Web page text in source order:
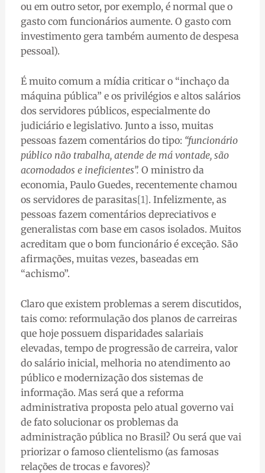
ou em outro setor, por exemplo, é normal que o
gasto com funcionários aumente. O gasto com
investimento gera também aumento de despesa
pessoal).
É muito comum a mídia criticar o “inchaço da
máquina pública” e os privilégios e altos salários
dos servidores públicos, especialmente do
judiciário e legislativo. Junto a isso, muitas
pessoas fazem comentários do tipo: “funcionário
público não trabalha, atende de má vontade, são
acomodados e ineficientes”. O ministro da
economia, Paulo Guedes, recentemente chamou
os servidores de parasitas[1]. Infelizmente, as
pessoas fazem comentários depreciativos e
generalistas com base em casos isolados. Muitos
acreditam que o bom funcionário é exceção. São
afirmações, muitas vezes, baseadas em
“achismo”.
Claro que existem problemas a serem discutidos,
tais como: reformulação dos planos de carreiras
que hoje possuem disparidades salariais
elevadas, tempo de progressão de carreira, valor
do salário inicial, melhoria no atendimento ao
público e modernização dos sistemas de
informação. Mas será que a reforma
administrativa proposta pelo atual governo vai
de fato solucionar os problemas da
administração pública no Brasil? Ou será que vai
priorizar o famoso clientelismo (as famosas
relações de trocas e favores)?